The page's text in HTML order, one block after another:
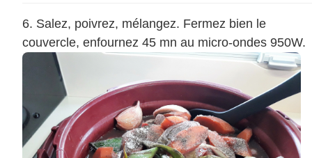
Salez, poivrez, mélangez. Fermez bien le
couvercle, enfournez 45 mn au micro-ondes 950W.